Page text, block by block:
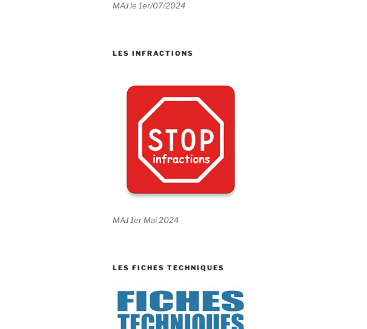
MAJ le 1er/07/2024
LES INFRACTIONS
MAJ 1er Mai 2024
LES FICHES TECHNIQUES